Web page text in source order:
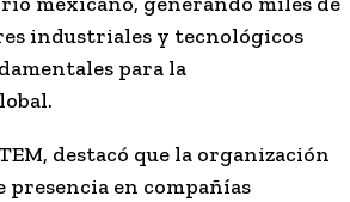
industriales y tecnológicos
para la
destacó que la organización
en compañías